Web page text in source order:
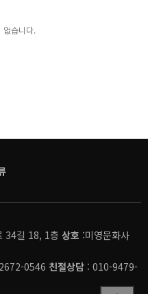
없습니다.
34길 18, 1층 상호 :미영문화사
0546 친절상담 : 010-9479-